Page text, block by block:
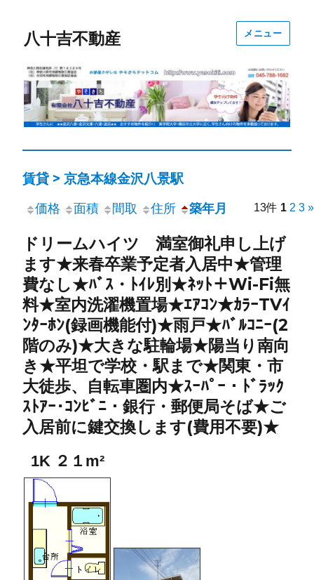
八十吉不動産 メニュー
賃貸 > 京急本線金沢八景駅
価格 面積 間取 住所 築年月 13件 1 2 3 »
ドリームハイツ 満室御礼申し上げ
ます★来春卒業予定者入居中★管理
費なし★ﾊﾞｽ・ﾄｲﾚ別★ﾈｯﾄ＋Wi-Fi無
料★室内洗濯機置場★ｴｱｺﾝ★ｶﾗｰTVｲ
ﾝﾀｰﾎﾝ(録画機能付)★雨戸★ﾊﾞﾙｺﾆｰ(2
階のみ)★大きな駐輪場★陽当り南向
き★平坦で学校・駅まで★関東・市
大徒歩、自転車圏内★ｽｰﾊﾟｰ・ﾄﾞﾗｯｸ
ｽﾄｱｰ･ｺﾝﾋﾞﾆ・銀行・郵便局そば★ご
入居前に鍵交換します(費用不要)★
1K ２１m²